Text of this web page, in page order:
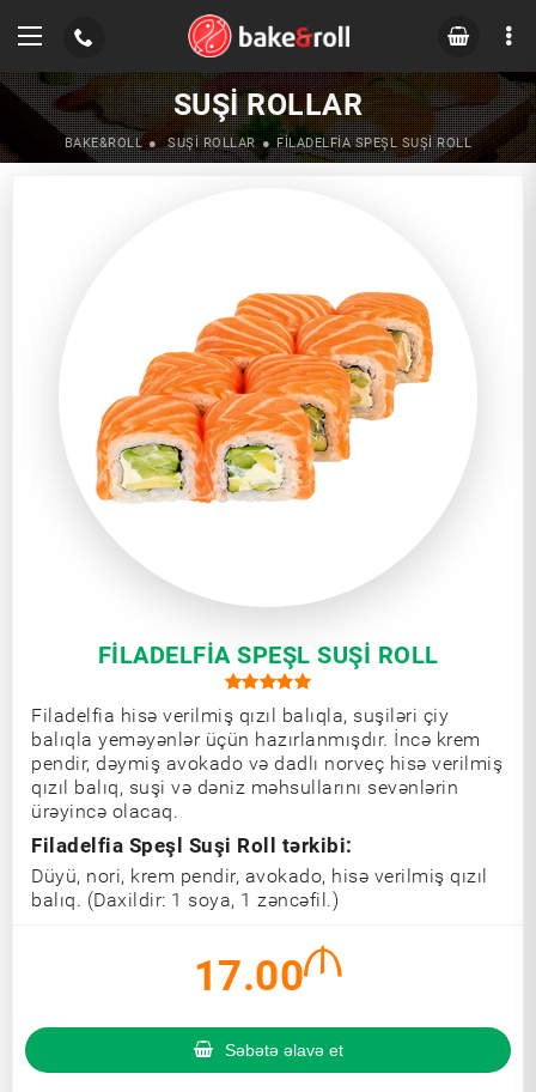
SUŞI ROLLAR
BAKE&ROLL SUŞI ROLLAR FILADELFIA SPEŞL SUŞI ROLL
FILADELFIA SPEŞL SUŞI ROLL
Filadelfia hisə verilmiş qızıl balıqla, suşiləri çiy
balıqla yeməyənlər üçün hazırlanmışdır. İncə krem
pendir, dəymiş avokado və dadlı norveç hisə verilmiş
qızıl balıq, suşi və dəniz məhsullarını sevənlərin
ürəyincə olacaq.
Filadelfia Speşl Suşi Roll tərkibi:
Düyü, nori, krem pendir, avokado, hisə verilmiş qızıl
balıq. (Daxildir: 1 soya, 1 zəncəfil.)
17.00
Səbətə əlavə et